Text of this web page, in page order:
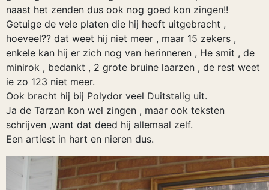
naast het zenden dus ook nog goed kon zingen!!
Getuige de vele platen die hij heeft uitgebracht ,
hoeveel?? dat weet hij niet meer , maar 15 zekers ,
enkele kan hij er zich nog van herinneren , He smit , de
minirok , bedankt , 2 grote bruine laarzen , de rest weet
ie zo 123 niet meer.
Ook bracht hij bij Polydor veel Duitstalig uit.
Ja de Tarzan kon wel zingen , maar ook teksten
schrijven ,want dat deed hij allemaal zelf.
Een artiest in hart en nieren dus.